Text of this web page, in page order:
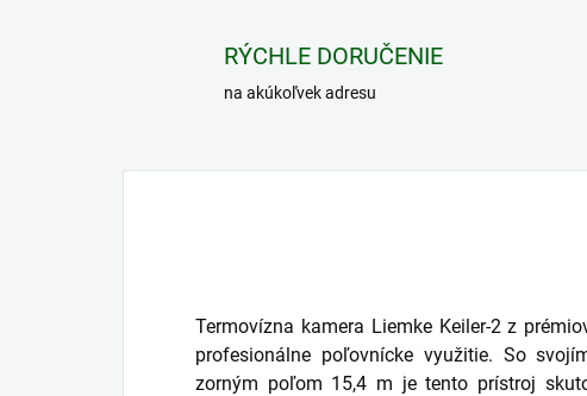
RÝCHLE DORUČENIE
na akúkoľvek adresu
Termovízna kamera Liemke Keiler-2 z
profesionálne poľovnícke využitie. So
zorným poľom 15,4 m je tento prístroj